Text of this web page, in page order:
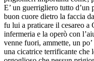
E’ un guerrigliero tutto d’un
buon cuore dietro la faccia
fu lui a praticare il cesareo a
infermeria e la operò con
venne fuori, ammette, un
una cicatrice terrificante che